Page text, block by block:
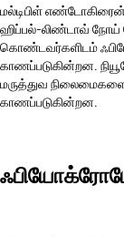
மல்டிபிள்
ஹிப்பல்-லிண்டாவ் நோய்
கொண்டவர்களிடம்
காணப்படுகின்றன.
மருத்துவ
காணப்படுகின்றன.